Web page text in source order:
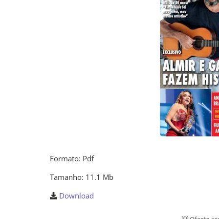
Formato: Pdf
Tamanho: 11.1 Mb
Download